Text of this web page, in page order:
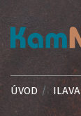
ÚVOD ILAVA